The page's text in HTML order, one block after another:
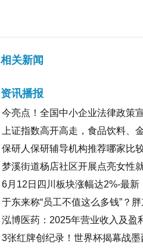
相关新闻
资讯播报
今亮点！全国中小企业法律政策
上证指数高开高走，食品饮料、
保研人保研辅导机构推荐哪家比
梦溪街道杨店社区开展点亮女性
6月12日四川板块涨幅达2%-最新
于东来称“员工不值这么多钱”？
泓博医药：2025年营业收入及盈
3张红牌创纪录！世界杯揭幕战